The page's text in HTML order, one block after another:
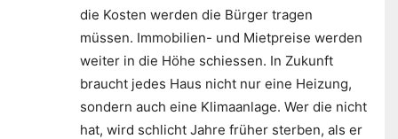
die Kosten werden die Bürger tragen
müssen. Immobilien- und Mietpreise werden
weiter in die Höhe schiessen. In Zukunft
braucht jedes Haus nicht nur eine Heizung,
sondern auch eine Klimaanlage. Wer die nicht
hat, wird schlicht Jahre früher sterben, als er